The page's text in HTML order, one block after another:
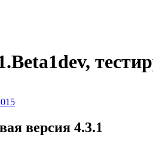
версия 4.3.1